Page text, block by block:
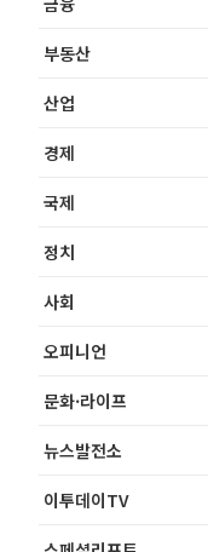
부동산
산업
경제
국제
정치
사회
오피니언
문화·라이프
뉴스발전소
이투데이TV